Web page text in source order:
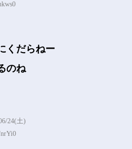
くだらねー
のね
24(土)